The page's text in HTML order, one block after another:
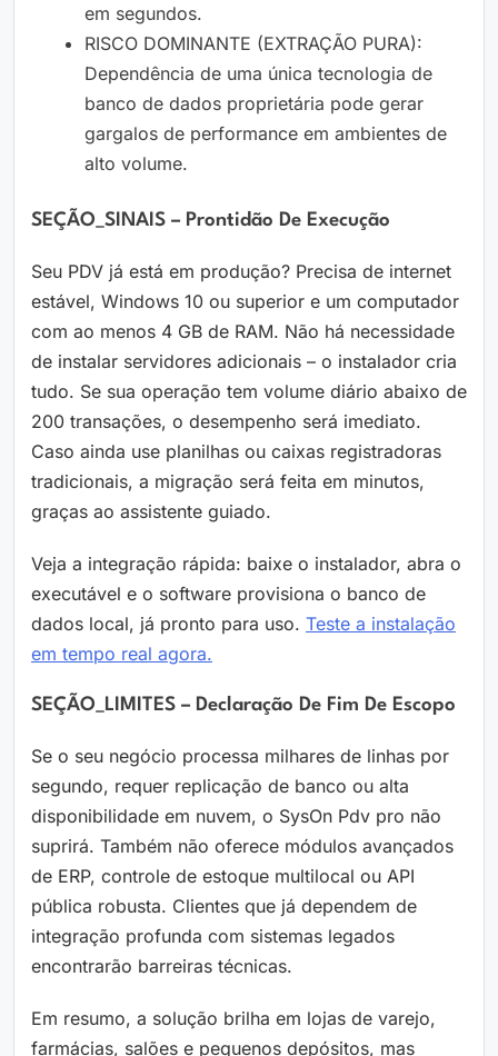
em segundos.
RISCO DOMINANTE (EXTRAÇÃO PURA):
Dependência de uma única tecnologia de
banco de dados proprietária pode gerar
gargalos de performance em ambientes de
alto volume.
SEÇÃO_SINAIS – Prontidão De Execução
Seu PDV já está em produção? Precisa de internet
estável, Windows 10 ou superior e um computador
com ao menos 4 GB de RAM. Não há necessidade
de instalar servidores adicionais – o instalador cria
tudo. Se sua operação tem volume diário abaixo de
200 transações, o desempenho será imediato.
Caso ainda use planilhas ou caixas registradoras
tradicionais, a migração será feita em minutos,
graças ao assistente guiado.
Veja a integração rápida: baixe o instalador, abra o
executável e o software provisiona o banco de
dados local, já pronto para uso. Teste a instalação
em tempo real agora.
SEÇÃO_LIMITES – Declaração De Fim De Escopo
Se o seu negócio processa milhares de linhas por
segundo, requer replicação de banco ou alta
disponibilidade em nuvem, o SysOn Pdv pro não
suprirá. Também não oferece módulos avançados
de ERP, controle de estoque multilocal ou API
pública robusta. Clientes que já dependem de
integração profunda com sistemas legados
encontrarão barreiras técnicas.
Em resumo, a solução brilha em lojas de varejo,
farmácias, salões e pequenos depósitos, mas